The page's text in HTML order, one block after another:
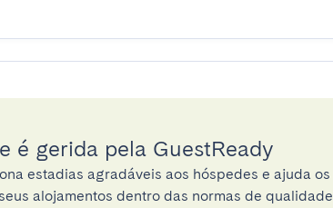
é gerida pela GuestReady
estadias agradáveis aos hóspedes e ajuda os
alojamentos dentro das normas de qualidade